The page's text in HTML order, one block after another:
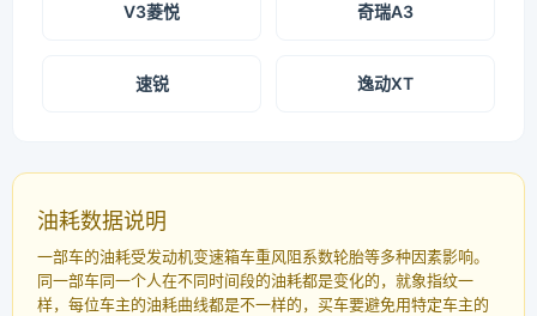
V3菱悦 奇瑞A3
速锐 逸动XT
油耗数据说明
一部车的油耗受发动机变速箱车重风阻系数轮胎等多种因素影响。
同一部车同一个人在不同时间段的油耗都是变化的，就象指纹一
样，每位车主的油耗曲线都是不一样的，买车要避免用特定车主的